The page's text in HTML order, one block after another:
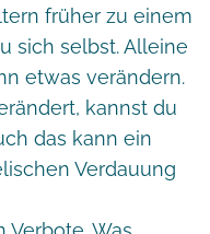
früher zu einem
sich selbst. Alleine
etwas verändern.
kannst du
das kann ein
Verdauung